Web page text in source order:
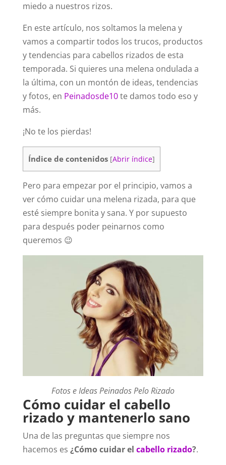
miedo a nuestros rizos.
En este artículo, nos soltamos la melena y
vamos a compartir todos los trucos, productos
y tendencias para cabellos rizados de esta
temporada. Si quieres una melena ondulada a
la última, con un montón de ideas, tendencias
y fotos, en Peinadosde10te damos todo eso y
más.
¡No te los pierdas!
Índice de contenidos [Abrir índice]
Pero para empezar por el principio, vamos a
ver cómo cuidar una melena rizada, para que
esté siempre bonita y sana. Y por supuesto
para después poder peinarnos como
queremos 😉
Fotos e Ideas Peinados Pelo Rizado
Cómo cuidar el cabello
rizado y mantenerlo sano
Una de las preguntas que siempre nos
hacemos es ¿Cómo cuidar el cabello rizado?.